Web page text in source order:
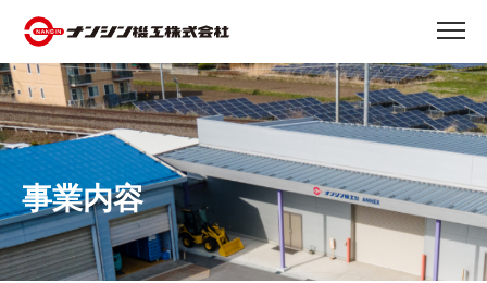
事業内容